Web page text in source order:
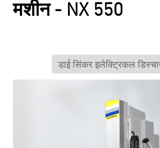
मशीन - NX 550